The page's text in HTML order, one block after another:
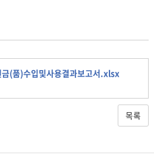
(품)수입및사용결과보고서.xlsx
목록